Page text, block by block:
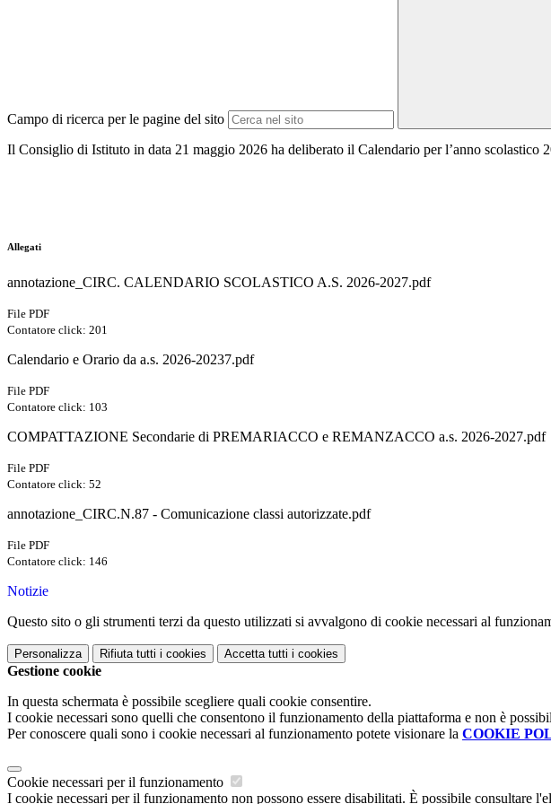
Campo di ricerca per le pagine del sito
Il Consiglio di Istituto in data 21 maggio 2026 ha deliberato il Calendario per l’anno
Allegati
annotazione_CIRC. CALENDARIO SCOLASTICO A.S. 2026-2027.pdf
File PDF
Contatore click: 201
Calendario e Orario da a.s. 2026-20237.pdf
File PDF
Contatore click: 103
COMPATTAZIONE Secondarie di PREMARIACCO e REMANZACCO a.s. 2026-2027.pdf
File PDF
Contatore click: 52
annotazione_CIRC.N.87 - Comunicazione classi autorizzate.pdf
File PDF
Contatore click: 146
Notizie
Questo sito o gli strumenti terzi da questo utilizzati si avvalgono di cookie necessari al
Personalizza Rifiuta tutti i cookies Accetta tutti i cookies
Gestione cookie
In questa schermata è possibile scegliere quali cookie consentire.
I cookie necessari sono quelli che consentono il funzionamento della piattaforma e non è
Per conoscere quali sono i cookie necessari al funzionamento potete visionare la COOKIE
Cookie necessari per il funzionamento
I cookie necessari per il funzionamento non possono essere disabilitati. È possibile consultare